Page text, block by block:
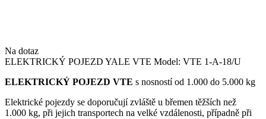
Na dotaz
ELEKTRICKÝ POJEZD YALE VTE Model: VTE 1-A-18/U
ELEKTRICKÝ POJEZD VTE s nosností od 1.000 do 5.000 kg
Elektrické pojezdy se doporučují zvláště u břemen těžších než
1.000 kg, při jejich transportech na velké vzdálenosti, případně při